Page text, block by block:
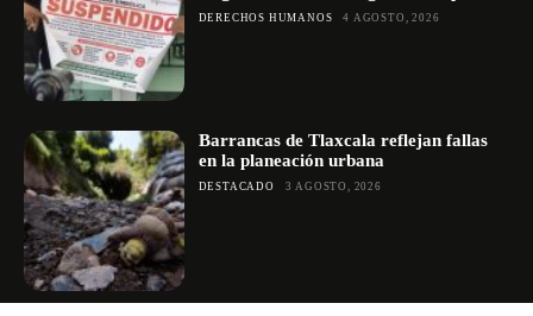
DERECHOS HUMANOS 4 AGOSTO, 2026
Barrancas de Tlaxcala reflejan fallas
en la planeación urbana
DESTACADO 3 AGOSTO, 2026